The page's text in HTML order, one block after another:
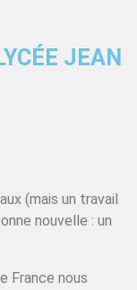
JEAN
(mais un travail
nouvelle : un
France nous